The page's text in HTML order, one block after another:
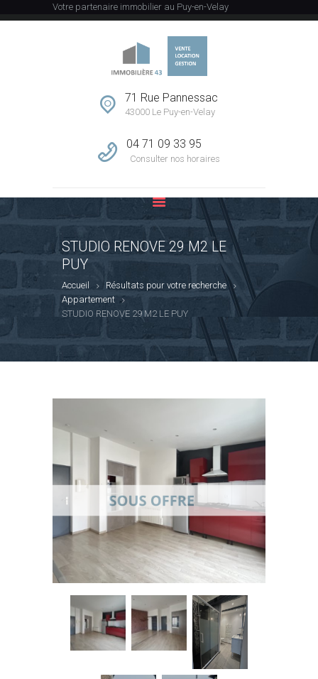
Votre partenaire immobilier au Puy-en-Velay
71 Rue Pannessac
43000 Le Puy-en-Velay
04 71 09 33 95
Consulter nos horaires
STUDIO RENOVE 29 M2 LE
PUY
Accueil
Résultats pour votre recherche
Appartement
STUDIO RENOVE 29 M2 LE PUY
ACCUEIL
L’AGENCE
VENTE
LOCATION
GESTION